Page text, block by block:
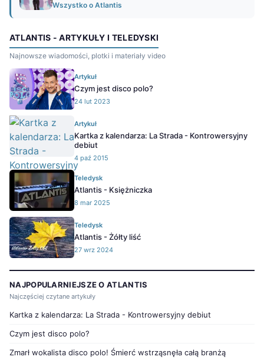
Wszystko o Atlantis
ATLANTIS - ARTYKUŁY I TELEDYSKI
Najnowsze wiadomości, plotki i materiały video
Artykuł
Czym jest disco polo?
24 lut 2023
Artykuł
Kartka z kalendarza: La Strada - Kontrowersyjny
debiut
4 paź 2015
Teledysk
Atlantis - Księżniczka
8 mar 2025
Teledysk
Atlantis - Żółty liść
27 wrz 2024
NAJPOPULARNIEJSZE O ATLANTIS
Najczęściej czytane artykuły
Kartka z kalendarza: La Strada - Kontrowersyjny debiut
Czym jest disco polo?
Zmarł wokalista disco polo! Śmierć wstrząsnęła całą branżą